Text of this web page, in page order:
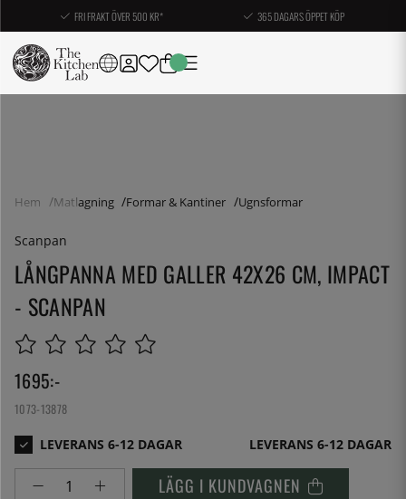
FRI FRAKT ÖVER 500 KR* 365 DAGARS ÖPPET KÖP
Hem Matlagning Formar & Kantiner Ugnsformar
Scanpan
LÅNGPANNA MED GALLER 42X26 CM, IMPACT
- SCANPAN
1695:-
1073-13878
LEVERANS 6-12 DAGAR
LÄGG I KUNDVAGNEN